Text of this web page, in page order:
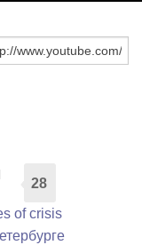
28
of crisis